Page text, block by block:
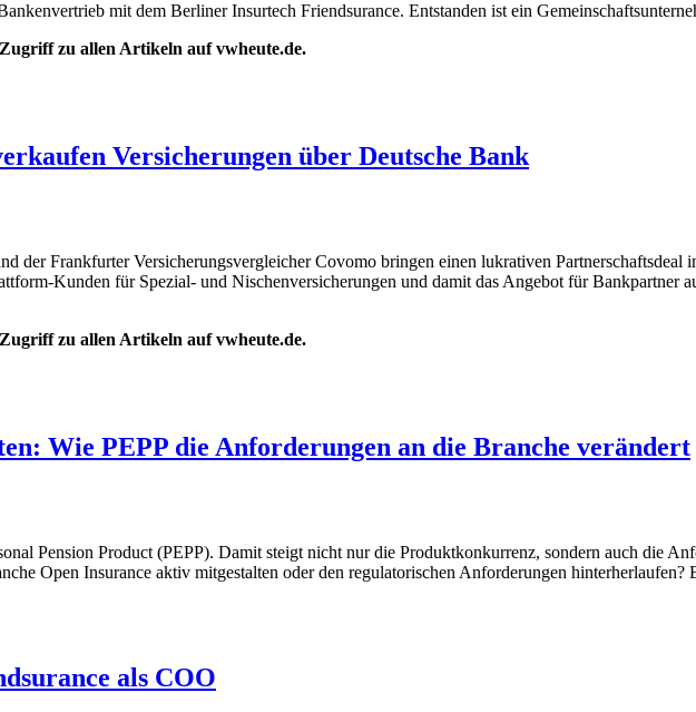
mit dem Berliner Insurtech Friendsurance. Entstanden ist ein
zu allen Artikeln auf vwheute.de.
Versicherungen über Deutsche Bank
der Frankfurter Versicherungsvergleicher Covomo bringen einen lukrativen Partnerschaftsdeal
Kunden für Spezial- und Nischenversicherungen und damit das Angebot für Bankpartner
zu allen Artikeln auf vwheute.de.
Wie PEPP die Anforderungen an die Branche verändert
Pension Product (PEPP). Damit steigt nicht nur die Produktkonkurrenz, sondern auch die
Open Insurance aktiv mitgestalten oder den regulatorischen Anforderungen
als COO